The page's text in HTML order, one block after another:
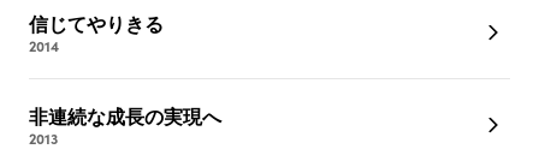
信じてやりきる
2014
非連続な成長の実現へ
2013